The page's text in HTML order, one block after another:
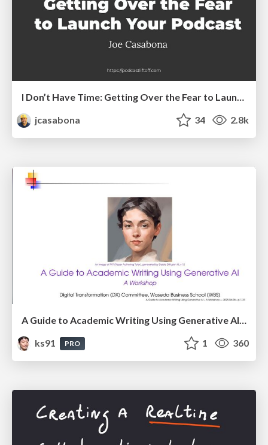
I Don’t Have Time: Getting Over the Fear to Launch Your Podcast
jcasabona
34 2.8k
A Guide to Academic Writing Using Generative AI - A Workshop
ks91
PRO 1 360